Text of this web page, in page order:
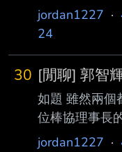
牌」，賴本人
場合，當面 跟
辜仲諒 拜託，
情事。 -- 假設
那麼大喔? = =
jordan1227 ·
24
30 [閒聊] 郭智
如題 雖然兩個
位棒協理事長
較偏好誰? --
jordan1227 ·